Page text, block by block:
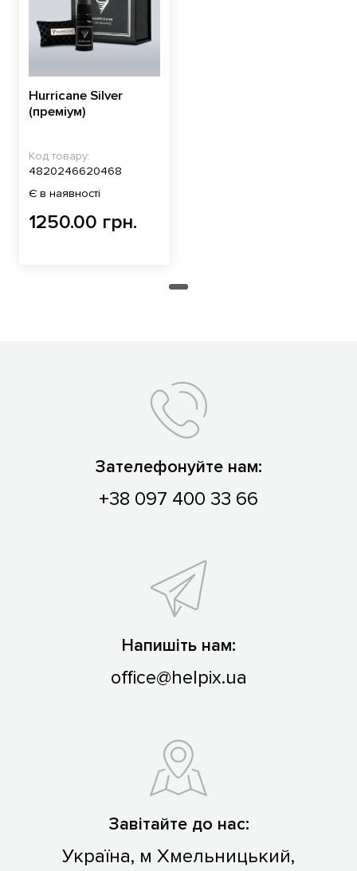
Hurricane Silver
(преміум)
Код товару:
4820246620468
Є в наявності
1250.00 грн.
Зателефонуйте нам:
+38 097 400 33 66
Напишіть нам:
office@helpix.ua
Завітайте до нас:
Україна, м Хмельницький,